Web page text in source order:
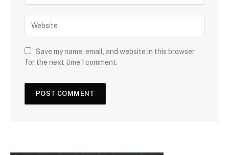
Save my name, email, and website in this browser
for the next time I comment.